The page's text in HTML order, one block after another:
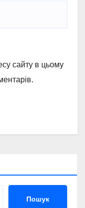
сайту в цьому
Пошук